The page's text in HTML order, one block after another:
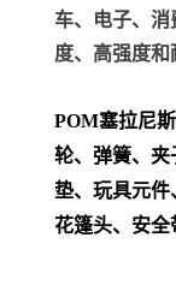
车、电子、
度、高强度和
POM塞拉尼
轮、弹簧、夹
垫、玩具元件
花篷头、安全